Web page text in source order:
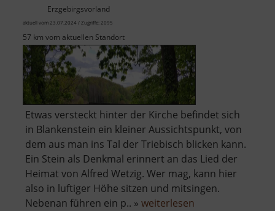
Erzgebirgsvorland
aktuell vom 23.07.2024 / Zugriffe: 2095
57 km vom aktuellen Standort
Etwas versteckt hinter der Kirche befindet sich
in Blankenstein ein kleiner Aussichtspunkt, von
dem aus man ins Tal der Triebisch blicken kann.
Ein Stein als Denkmal erinnert an das Lied der
Heimat von Alfred Wetzig. Wer mag, kann hier
also in luftiger Höhe sitzen und mitsingen.
Nebenan führen ein p.. » weiterlesen